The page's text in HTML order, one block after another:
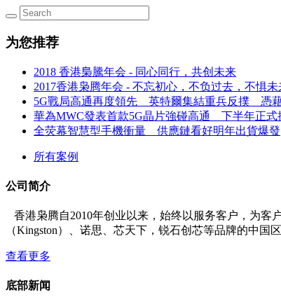
为您推荐
2018 香港梟騰年会 - 同心同行，共创未来
2017香港枭腾年会 - 不忘初心，不负过去，不惧未
5G戰局高通再度領先 英特爾集結重兵反撲 憑
華為MWC發表首款5G晶片強碰高通 下半年正式
全荧幕智慧型手機衝量 供應鏈看好明年出貨爆發
所有案例
公司简介
香港枭腾自2010年创业以来，始终以服务客户，为客
（Kingston）、诺思、芯天下，锐石创芯等品牌的中国区
查看更多
底部新闻